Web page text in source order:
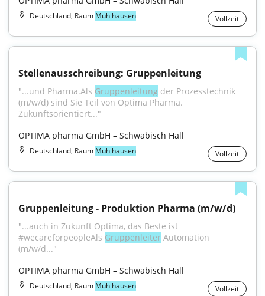
Deutschland, Raum Mühlhausen Vollzeit
Stellenausschreibung: Gruppenleitung
"...und Pharma.Als Gruppenleitung der Prozesstechnik
(m/w/d) sind Sie Teil von Optima Pharma.
Zukunftsorientiert..."
OPTIMA pharma GmbH – Schwäbisch Hall
Deutschland, Raum Mühlhausen Vollzeit
Gruppenleitung - Produktion Pharma (m/w/d)
"...auch in Zukunft Optima, das Beste ist
#wecareforpeopleAls Gruppenleiter Automation
(m/w/d..."
OPTIMA pharma GmbH – Schwäbisch Hall
Deutschland, Raum Mühlhausen Vollzeit